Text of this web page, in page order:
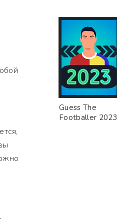
Guess The
Footballer 2023